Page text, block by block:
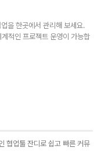
을 한곳에서 관리해 보세요.
적인 프로젝트 운영이 가능합
협업툴 잔디로 쉽고 빠른 커뮤